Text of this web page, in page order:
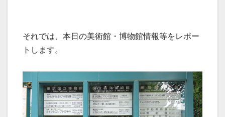
それでは、本日の美術館・博物館情報等をレポー
トします。